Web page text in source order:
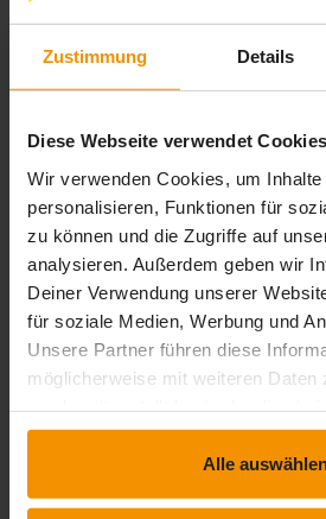
Zustimmung Details
Diese Webseite verwendet Cookies
Wir verwenden Cookies, um
personalisieren, Funktionen für
zu können und die Zugriffe auf
analysieren. Außerdem geben wir
Deiner Verwendung unserer
für soziale Medien, Werbung und
Unsere Partner führen diese
möglicherweise mit weiteren Daten
Nutzung der Dienste gesammelt
Alle
Videoseminar:
Umgang mit erster
Verpflegungspauschalen
4 Lernbausteine timelapse 3 Std. 52 Min.
Reisekosten: Korrekter
Tätigkeitsstätte,
Co. (Teil 1)
Reisekosten: Korrekter
Tätigkeitsstätte,
Co. (Teil 2)
movie
Reisekosten: Korrekter
Tätigkeitsstätte,